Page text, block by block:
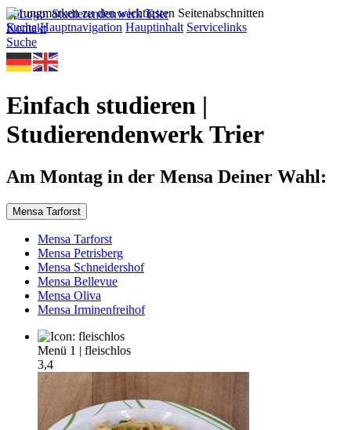
Sprungmarken zu den wichtigsten Seitenabschnitten
Suche Hauptnavigation Hauptinhalt Servicelinks
Kontakt
Suche
Einfach studieren |
Studierendenwerk Trier
Am Montag in der Mensa Deiner Wahl:
Mensa Tarforst
Mensa Tarforst
Mensa Petrisberg
Mensa Schneidershof
Mensa Bellevue
Mensa Oliva
Mensa Irminenfreihof
Menü 1 | fleischlos
3,4